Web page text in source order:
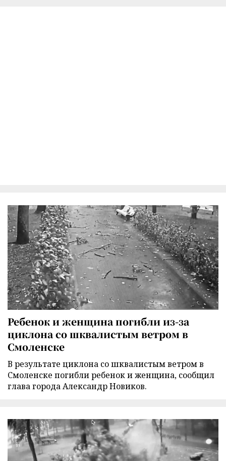
Ребенок и женщина погибли из-за
циклона со шквалистым ветром в
Смоленске
В результате циклона со шквалистым ветром в
Смоленске погибли ребенок и женщина, сообщил
глава города Александр Новиков.